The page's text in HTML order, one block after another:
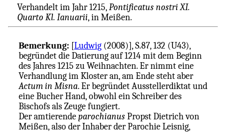
Verhandelt im Jahr 1215, Pontificatus nostri XI.
Quarto Kl. Ianuarii, in Meißen.
Bemerkung: [Ludwig (2008)], S.87, 132 (U43),
begründet die Datierung auf 1214 mit dem Beginn
des Jahres 1215 zu Weihnachten. Er nimmt eine
Verhandlung im Kloster an, am Ende steht aber
Actum in Misna. Er begründet Ausstellerdiktat und
eine Bucher Hand, obwohl ein Schreiber des
Bischofs als Zeuge fungiert.
Der amtierendeparochianus Propst Dietrich von
Meißen, also der Inhaber der Parochie Leisnig,